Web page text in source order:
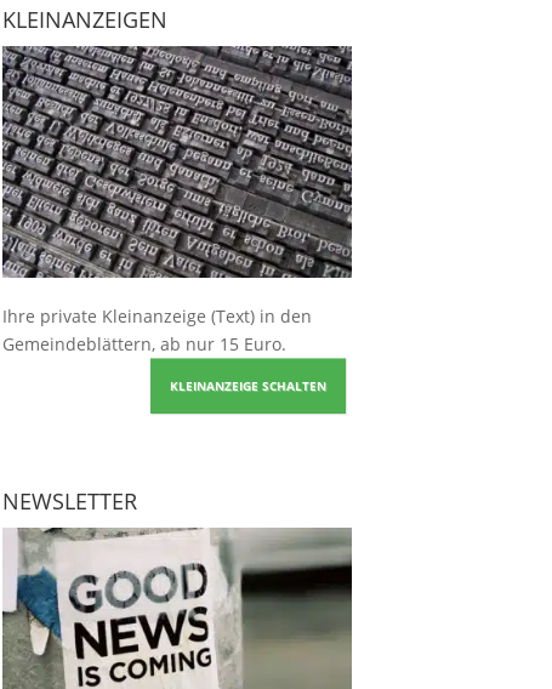
KLEINANZEIGEN
Ihre private Kleinanzeige (Text) in den
Gemeindeblättern, ab nur 15 Euro.
KLEINANZEIGE SCHALTEN
NEWSLETTER